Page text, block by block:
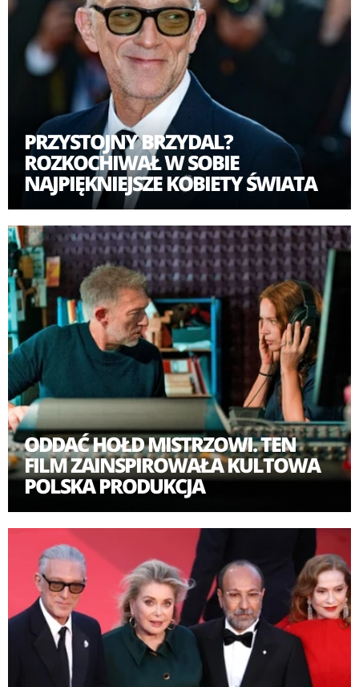
PRZYSTOJNY BRZYDAL?
ROZKOCHIWAŁ W SOBIE
NAJPIĘKNIEJSZE KOBIETY ŚWIATA
ODDAĆ HOŁD MISTRZOWI. TEN
FILM ZAINSPIROWAŁA KULTOWA
POLSKA PRODUKCJA